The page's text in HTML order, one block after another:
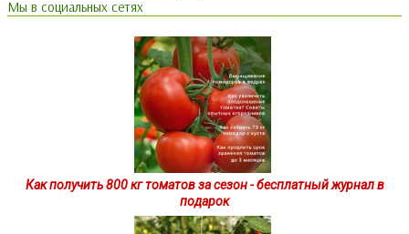
Мы в социальных сетях
Как получить 800 кг томатов за сезон - бесплатный журнал в
подарок